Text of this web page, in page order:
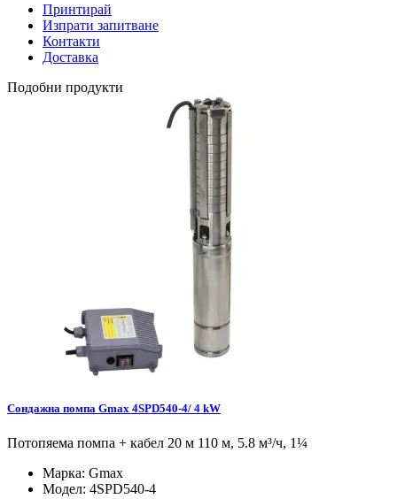
Принтирай
Изпрати запитване
Контакти
Доставка
Подобни продукти
Сондажна помпа Gmax 4SPD540-4/ 4 kW
Потопяема помпа + кабел 20 м 110 м, 5.8 м³/ч, 1¼
Марка: Gmax
Модел: 4SPD540-4